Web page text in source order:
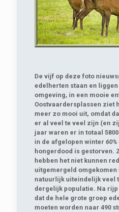
De vijf op deze foto
edelherten staan en
omgeving, in een mooie
Oostvaardersplassen ziet
meer zo mooi uit, omdat
er al veel te veel zijn (en
jaar waren er in totaal
in de afgelopen winter 60%
hongerdood is gestorven.
hebben het niet kunnen
uitgemergeld omgekomen
natuurlijk uiteindelijk veel
dergelijk populatie. Na
dat de hele grote groep
moeten worden naar 490